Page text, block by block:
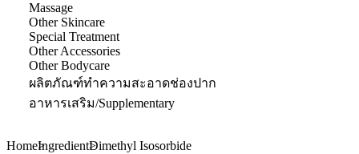
Massage
Other Skincare
Special Treatment
Other Accessories
Other Bodycare
ผลิตภัณฑ์ทำความสะอาดช่องปาก
อาหารเสริม/Supplementary
HomeIngredientDimethyl Isosorbide